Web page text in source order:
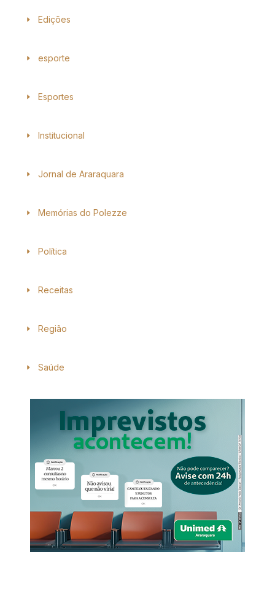
Edições
esporte
Esportes
Institucional
Jornal de Araraquara
Memórias do Polezze
Política
Receitas
Região
Saúde